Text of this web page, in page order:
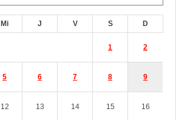
Mi J V S D
1 2
5 6 7 8 9
12 13 14 15 16